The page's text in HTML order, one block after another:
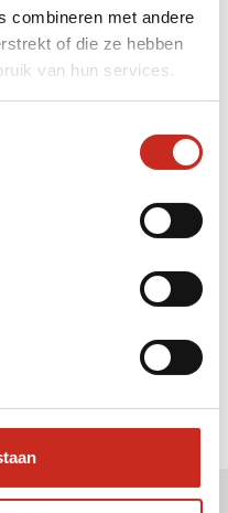
combineren met andere
of die ze hebben
van hun services.
met